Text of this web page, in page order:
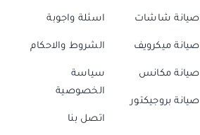
صيانة شاشات
صيانة ميكرويف
صيانة مكانس
صيانة بروجيكتور
اسئلة واجوبة
الشروط والاحكام
سياسة
الخصوصية
اتصل بنا